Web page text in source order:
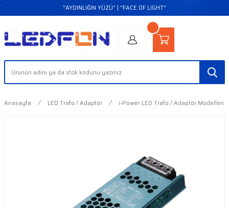
"AYDINLIĞIN YÜZÜ" | "FACE OF LIGHT"
Anasayfa LED Trafo / Adaptör i-Power LED Trafo / Adaptör Modelleri